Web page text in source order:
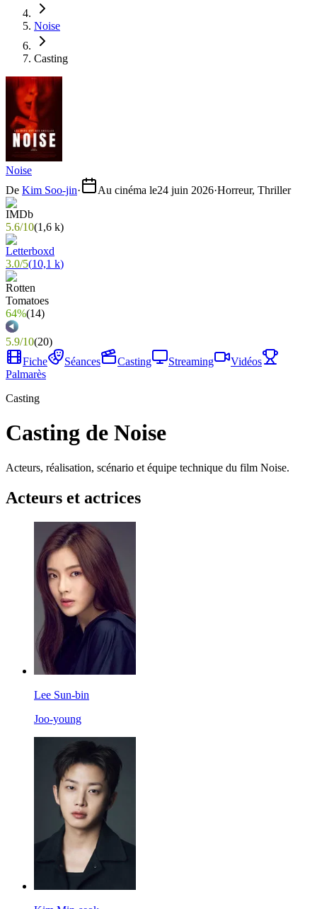
Noise
Casting
Noise
De Kim Soo-jin· Au cinéma le24 juin 2026·Horreur, Thriller
5.6/10(1,6 k)
3.0/5(10,1 k)
64%(14)
5.9/10(20)
Fiche
Séances Casting Streaming
Vidéos
Palmarès
Casting
Casting de Noise
Acteurs, réalisation, scénario et équipe technique du film Noise.
Acteurs et actrices
Lee Sun-bin
Joo-young